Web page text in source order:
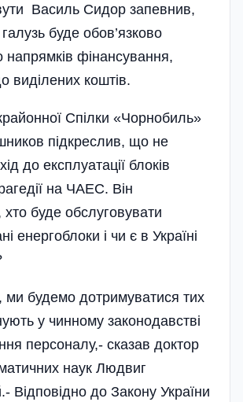
Василь Сидор запевнив,
буде обов’язково
фінансування,
виділених коштів.
Спілки «Чорнобиль»
підкреслив, що не
до експлуатації блоків
на ЧАЕС. Він
хто буде обслуговувати
енергоблоки і чи є в Україні
ми будемо дотримуватися тих
у чинному законодавстві
персоналу,- сказав доктор
наук Людвиг
Відпові­дно до Закону України